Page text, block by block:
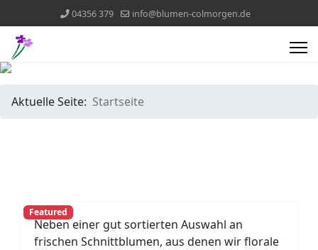
04356 379 info@blumen-colmorgen.de
Aktuelle Seite: Startseite
Featured
Neben einer gut sortierten Auswahl an
frischen Schnittblumen, aus denen wir florale